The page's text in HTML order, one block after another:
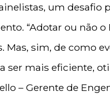
um desafio
“Adotar ou não
Mas, sim, de como
ser mais eficiente,
– Gerente de